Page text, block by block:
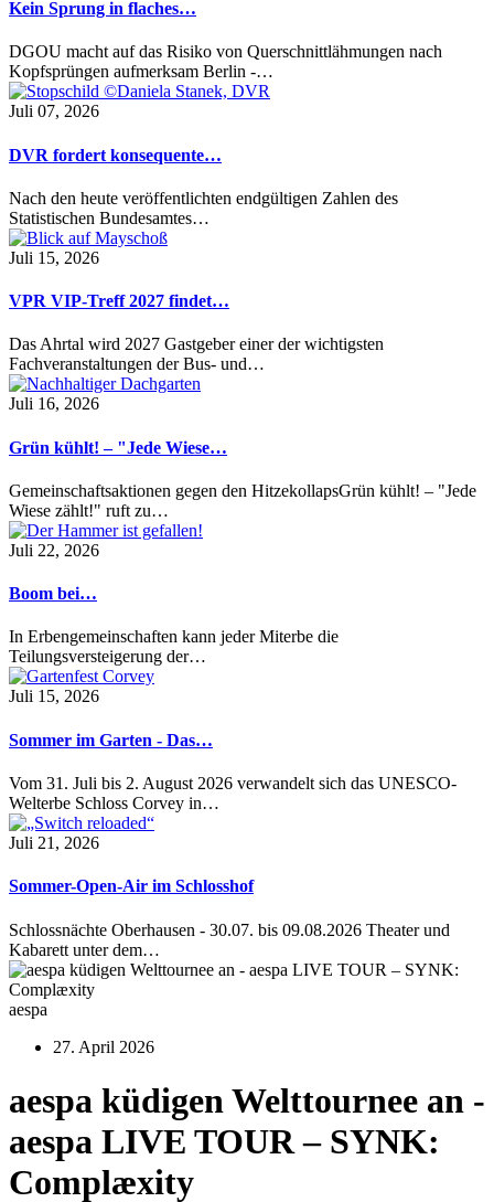
Kein Sprung in flaches…
DGOU macht auf das Risiko von Querschnittlähmungen nach
Kopfsprüngen aufmerksam Berlin -…
Juli 07, 2026
DVR fordert konsequente…
Nach den heute veröffentlichten endgültigen Zahlen des
Statistischen Bundesamtes…
Juli 15, 2026
VPR VIP-Treff 2027 findet…
Das Ahrtal wird 2027 Gastgeber einer der wichtigsten
Fachveranstaltungen der Bus- und…
Juli 16, 2026
Grün kühlt! – "Jede Wiese…
Gemeinschaftsaktionen gegen den HitzekollapsGrün kühlt! – "Jede
Wiese zählt!" ruft zu…
Juli 22, 2026
Boom bei…
In Erbengemeinschaften kann jeder Miterbe die
Teilungsversteigerung der…
Juli 15, 2026
Sommer im Garten - Das…
Vom 31. Juli bis 2. August 2026 verwandelt sich das UNESCO-
Welterbe Schloss Corvey in…
Juli 21, 2026
Sommer-Open-Air im Schlosshof
Schlossnächte Oberhausen - 30.07. bis 09.08.2026 Theater und
Kabarett unter dem…
aespa
27. April 2026
aespa küdigen Welttournee an -
aespa LIVE TOUR – SYNK:
Complæxity